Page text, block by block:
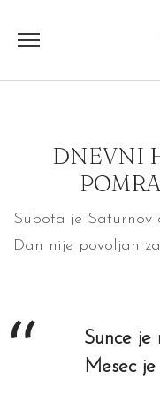
DNEVNI
Subota je Saturnov
Dan nije povoljan
Sunce je
Mesec